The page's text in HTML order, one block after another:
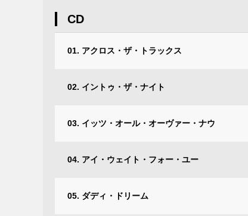
CD
01. アクロス・ザ・トラックス
02. イントゥ・ザ・ナイト
03. イッツ・オール・オーヴァー・ナウ
04. アイ・ウェイト・フォー・ユー
05. ダディ・ドリーム